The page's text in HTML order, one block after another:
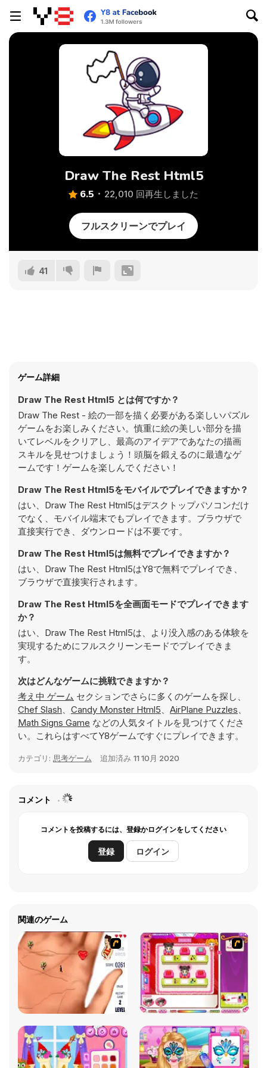
Draw The Rest Html5
6.5 22,010 回再生しました
フルスクリーンでプレイ
41
ゲーム詳細
Draw The Rest Html5 とは何ですか？
Draw The Rest - 絵の一部を描く必要がある楽しいパズル
ゲームをお楽しみください。慎重に絵の美しい部分を描
いてレベルをクリアし、最高のアイデアであなたの描画
スキルを見せつけましょう！頭脳を鍛えるのに最適なゲ
ームです！ゲームを楽しんでください！
Draw The Rest Html5をモバイルでプレイできますか？
はい、Draw The Rest Html5はデスクトップパソコンだけ
でなく、モバイル端末でもプレイできます。ブラウザで
直接実行でき、ダウンロードは不要です。
Draw The Rest Html5は無料でプレイできますか？
はい、Draw The Rest Html5はY8で無料でプレイでき、
ブラウザで直接実行されます。
Draw The Rest Html5を全画面モードでプレイできます
か？
はい、Draw The Rest Html5は、より没入感のある体験を
実現するためにフルスクリーンモードでプレイできま
す。
次はどんなゲームに挑戦できますか？
考え中 ゲーム セクションでさらに多くのゲームを探し、
Chef Slash、 Candy Monster Html5、 AirPlane Puzzles、
Math Signs Game などの人気タイトルを見つけてくださ
い。これらはすべてY8ゲームですぐにプレイできます。
カテゴリ: 思考ゲーム 追加済み 11 10月 2020
コメント
コメントを投稿するには、登録かログインをしてください
登録 ログイン
関連のゲーム